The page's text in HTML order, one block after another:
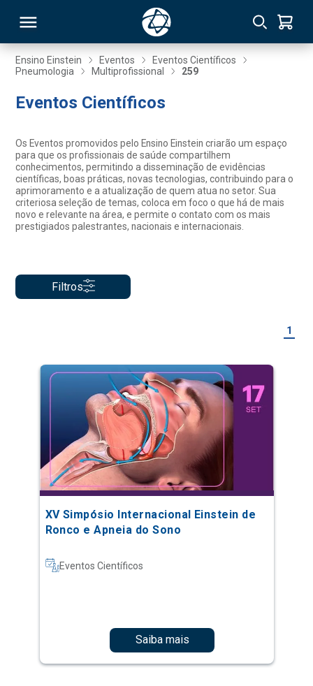
Ensino Einstein Eventos
Eventos Científicos
Pneumologia
Multiprofissional 259
Eventos Científicos
Os Eventos promovidos pelo Ensino Einstein criarão um espaço
para que os profissionais de saúde compartilhem
conhecimentos, permitindo a disseminação de evidências
científicas, boas práticas, novas tecnologias, contribuindo para o
aprimoramento e a atualização de quem atua no setor. Sua
criteriosa seleção de temas, coloca em foco o que há de mais
novo e relevante na área, e permite o contato com os mais
prestigiados palestrantes, nacionais e internacionais.
Filtros
1
XV Simpósio Internacional Einstein de
Ronco e Apneia do Sono
Eventos Científicos
Saiba mais